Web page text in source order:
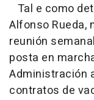
Tal e como
Alfonso Rueda,
reunión
posta en
Administración
contratos de